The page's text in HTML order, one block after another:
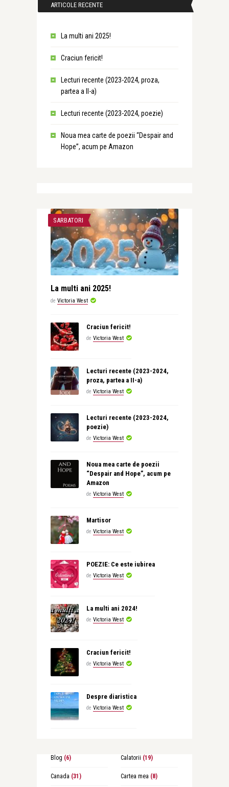
ARTICOLE RECENTE
La multi ani 2025!
Craciun fericit!
Lecturi recente (2023-2024, proza,
partea a II-a)
Lecturi recente (2023-2024, poezie)
Noua mea carte de poezii “Despair and
Hope”, acum pe Amazon
SARBATORI
La multi ani 2025!
de Victoria West
Craciun fericit!
de Victoria West
Lecturi recente (2023-2024,
proza, partea a II-a)
de Victoria West
Lecturi recente (2023-2024,
poezie)
de Victoria West
Noua mea carte de poezii
“Despair and Hope”, acum pe
Amazon
de Victoria West
Martisor
de Victoria West
POEZIE: Ce este iubirea
de Victoria West
La multi ani 2024!
de Victoria West
Craciun fericit!
de Victoria West
Despre diaristica
de Victoria West
Blog (6) Calatorii (19)
Canada (31) Cartea mea (8)